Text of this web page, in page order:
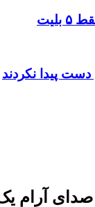
پیدا نکردند
صدای آرام